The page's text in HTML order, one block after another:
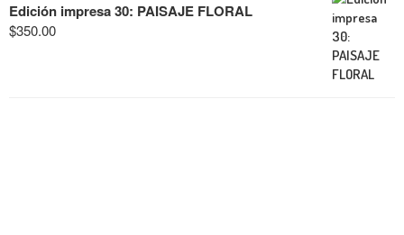
Edición impresa 30: PAISAJE FLORAL
$350.00